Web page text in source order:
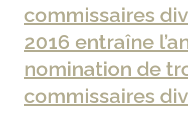
commissaires
2016 entraîne
nomination de
commissaires